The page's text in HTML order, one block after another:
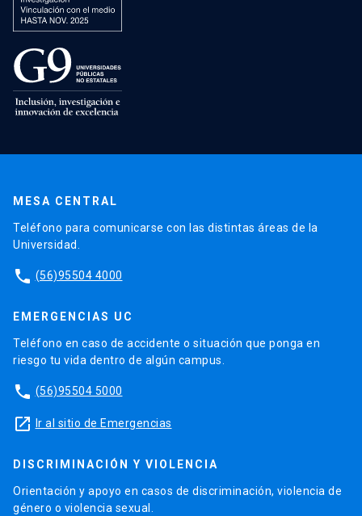
MESA CENTRAL
Teléfono para comunicarse con las distintas áreas de la
Universidad.
phone (56)95504 4000
EMERGENCIAS UC
Teléfono en caso de accidente o situación que ponga en
riesgo tu vida dentro de algún campus.
phone (56)95504 5000
launch Ir al sitio de Emergencias
DISCRIMINACIÓN Y VIOLENCIA
Orientación y apoyo en casos de discriminación, violencia de
género o violencia sexual.